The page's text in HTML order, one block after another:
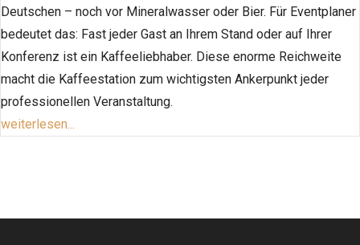
Deutschen – noch vor Mineralwasser oder Bier. Für Eventplaner
bedeutet das: Fast jeder Gast an Ihrem Stand oder auf Ihrer
Konferenz ist ein Kaffeeliebhaber. Diese enorme Reichweite
macht die Kaffeestation zum wichtigsten Ankerpunkt jeder
professionellen Veranstaltung.
weiterlesen...